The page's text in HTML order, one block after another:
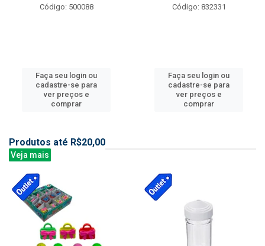
Código: 500088
Faça seu login ou
cadastre-se para
ver preços e
comprar
Código: 832331
Faça seu login ou
cadastre-se para
ver preços e
comprar
Produtos até R$20,00
Veja mais